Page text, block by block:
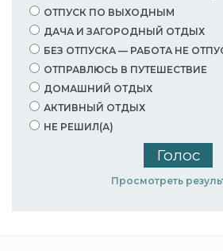
ОТПУСК ПО ВЫХОДНЫМ
ДАЧА И ЗАГОРОДНЫЙ ОТДЫХ
БЕЗ ОТПУСКА — РАБОТА НЕ
ОТПРАВЛЮСЬ В ПУТЕШЕСТВИЕ
ДОМАШНИЙ ОТДЫХ
АКТИВНЫЙ ОТДЫХ
НЕ РЕШИЛ(А)
Просмотреть